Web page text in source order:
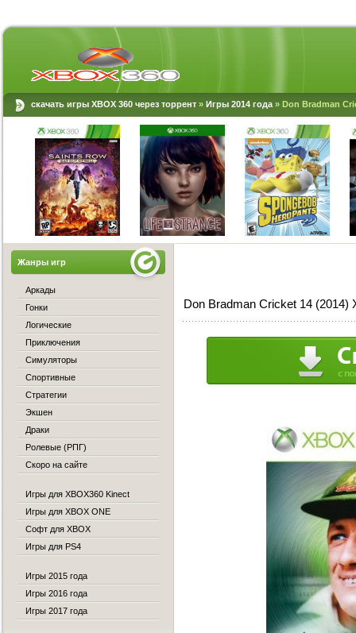
скачать игры XBOX 360 через торрент » Игры 2014 года » Don Bradman
Don Bradman Cricket 14 (2014)
Жанры игр
Аркады
Гонки
Логические
Приключения
Симуляторы
Спортивные
Стратегии
Экшен
Драки
Ролевые (РПГ)
Скоро на сайте
Игры для XBOX360 Kinect
Игры для XBOX ONE
Софт для XBOX
Игры для PS4
Игры 2015 года
Игры 2016 года
Игры 2017 года